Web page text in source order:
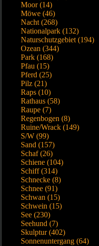
Moor (14)
Möwe (46)
Nacht (268)
Nationalpark (132)
Naturschutzgebiet (194)
Ozean (344)
Park (168)
Pfau (15)
Pferd (25)
Pilz (21)
Raps (10)
Rathaus (58)
Raupe (7)
Regenbogen (8)
Ruine/Wrack (149)
S/W (99)
Sand (157)
Schaf (26)
Schiene (104)
Schiff (314)
Schnecke (8)
Schnee (91)
Schwan (15)
Schwein (15)
See (230)
Seehund (7)
Skulptur (402)
Sonnenuntergang (64)